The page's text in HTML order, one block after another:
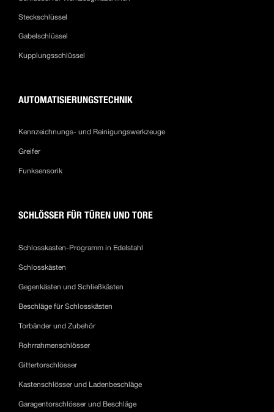
Steckschlüssel
Gabelschlüssel
Kupplungsschlüssel
AUTOMATISIERUNGSTECHNIK
Kennzeichnungs- und Reinigungswerkzeuge
Greifer
Funksensorik
SCHLÖSSER FÜR TÜREN UND TORE
Schlosskasten-Programm in Edelstahl
Schlosskästen
Gegenkästen und Schließkästen
Beschläge für Schlosskästen
Torbänder und Zubehör
Rohrrahmenschlösser
Gittertorschlösser
Kastenschlösser und Ladenbeschläge
Garagentorschlösser und Beschläge